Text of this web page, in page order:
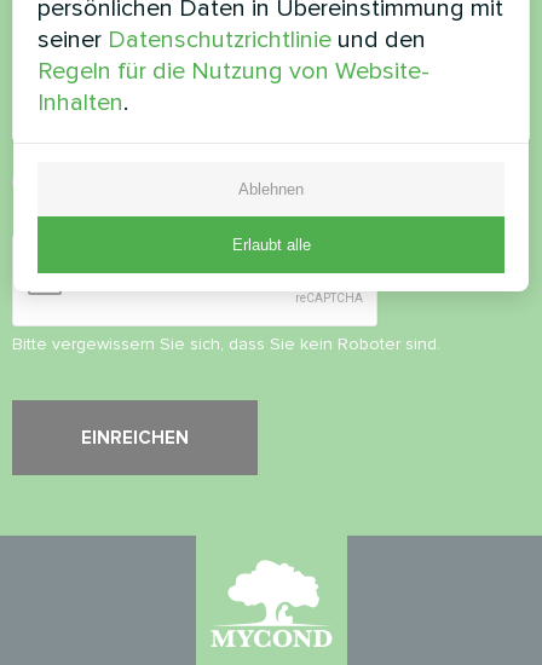
Datenschutzbestimmungen
Sicherheitsüberprüfung*
Bitte vergewissern Sie sich, dass Sie kein Roboter sind.
persönlichen Daten in Übereinstimmung mit
seiner Datenschutzrichtlinie und den
Regeln für die Nutzung von Website-
Inhalten.
Ablehnen
Erlaubt alle